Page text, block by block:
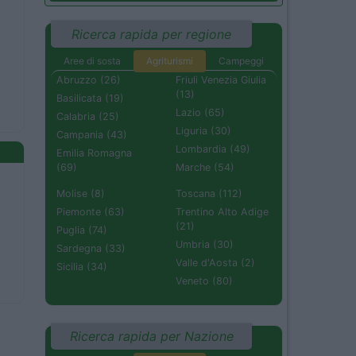
Ricerca rapida per regione
Aree di sosta Agriturismi
Campeggi
Abruzzo (26)
Basilicata (19)
Calabria (25)
Campania (43)
Emilia Romagna
(69)
Friuli Venezia Giulia
(13)
Lazio (65)
Liguria (30)
Lombardia (49)
Marche (54)
Molise (8)
Piemonte (63)
Puglia (74)
Sardegna (33)
Sicilia (34)
Toscana (112)
Trentino Alto Adige
(21)
Umbria (30)
Valle d'Aosta (2)
Veneto (80)
Ricerca rapida per Nazione